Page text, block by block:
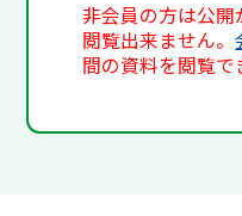
非会員の方は公
閲覧出来ません。
間の資料を閲覧で